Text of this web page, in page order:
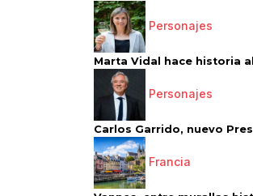
Personajes
Marta Vidal hace historia
Personajes
Carlos Garrido, nuevo
Francia